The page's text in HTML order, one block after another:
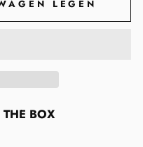
LEGEN
BOX